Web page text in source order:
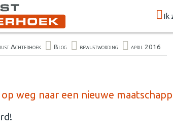
Ik
Achterhoek Blog bewustwording april 2016
weg naar een nieuwe